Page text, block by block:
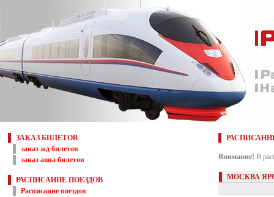
ЗАКАЗ БИЛЕТОВ
заказ жд билетов
заказ авиа билетов
РАСПИСАНИЕ ПОЕЗДОВ
Расписание поездов
Внимание! В
МОСКВА